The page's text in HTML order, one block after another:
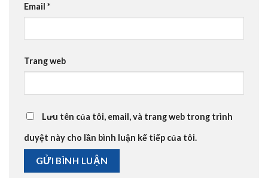
Email *
Trang web
Lưu tên của tôi, email, và trang web trong trình
duyệt này cho lần bình luận kế tiếp của tôi.